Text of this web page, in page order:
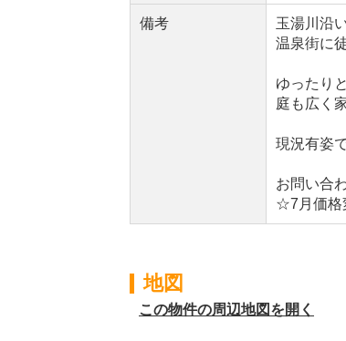
備考
玉湯川沿
温泉街に
ゆったり
庭も広く
現況有姿
お問い合
☆7月価格
地図
この物件の周辺地図を開く